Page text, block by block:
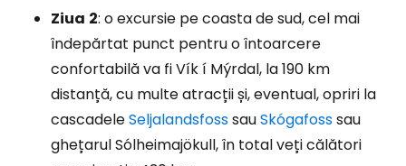
Ziua 2: o excursie pe coasta de sud, cel mai
îndepărtat punct pentru o întoarcere
confortabilă va fi Vík í Mýrdal, la 190 km
distanță, cu multe atracții și, eventual, opriri la
cascadeleSeljalandsfosssauSkógafosssau
ghețarul Sólheimajökull, în total veți călători